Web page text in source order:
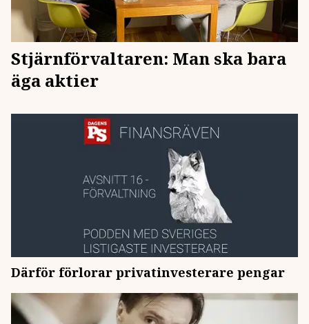
Stjärnförvaltaren: Man ska bara
äga aktier
Därför förlorar privatinvesterare pengar